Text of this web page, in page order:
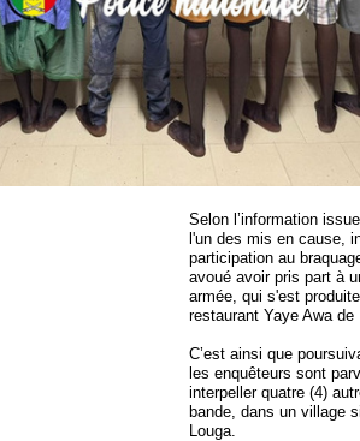
Selon l’information
l'un des mis en cause,
participation au
avoué avoir pris part à
armée, qui s'est
restaurant Yaye Awa de
C’est ainsi que
les enquêteurs sont
interpeller quatre (4)
bande, dans un village
Louga.